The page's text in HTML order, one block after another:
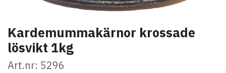
Kardemummakärnor krossade
lösvikt 1kg
Art.nr: 5296